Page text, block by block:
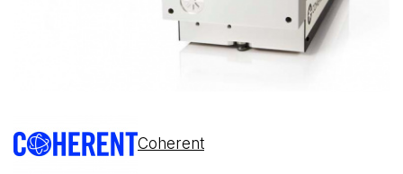
Coherent